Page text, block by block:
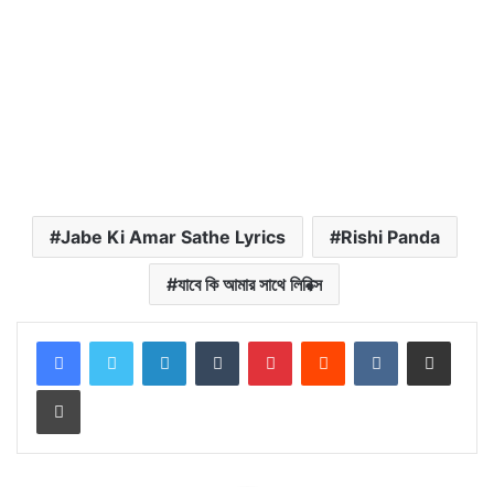
Jabe Ki Amar Sathe Lyrics Rishi Panda
যাবে কি আমার সাথে লিরিক্স
LinkedInTumblr PinterestReddit VKontakteShare via Email
Print